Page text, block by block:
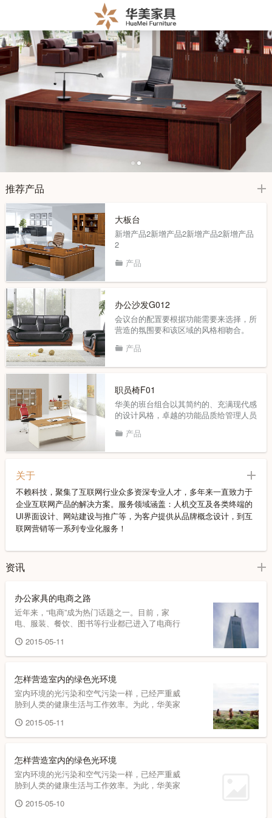
推荐产品
大板台
新增产品2新增产品2新增产品2新增产品
2
产品
办公沙发G012
会议台的配置要根据功能需要来选择，所
营造的氛围要和该区域的风格相吻合。
点，用最简单的元素组合出不同的风格和
产品
职员椅F01
华美的班台组合以其简约的、充满现代感
的设计风格，卓越的功能品质给管理人员
产品
关于
不赖科技，聚集了互联网行业众多资深专业人才，多年来一直致力于
企业互联网产品的解决方案。服务领域涵盖：人机交互及各类终端的
UI界面设计、网站建设与推广等，为客户提供从品牌概念设计，到互
联网营销等一系列专业化服务！
资讯
办公家具的电商之路
近年来，“电商”成为热门话题之一。目前，家
电、服装、餐饮、图书等行业都已进入了电商行
2015-05-11
怎样营造室内的绿色光环境
室内环境的光污染和空气污染一样，已经严重威
胁到人类的健康生活与工作效率。为此，华美家
的时候，也要注意室内的光污染，营造一个绿色
的光环境非常重要。
2015-05-11
怎样营造室内的绿色光环境
室内环境的光污染和空气污染一样，已经严重威
胁到人类的健康生活与工作效率。为此，华美家
的时候，也要注意室内的光污染，营造一个绿色
2015-05-10